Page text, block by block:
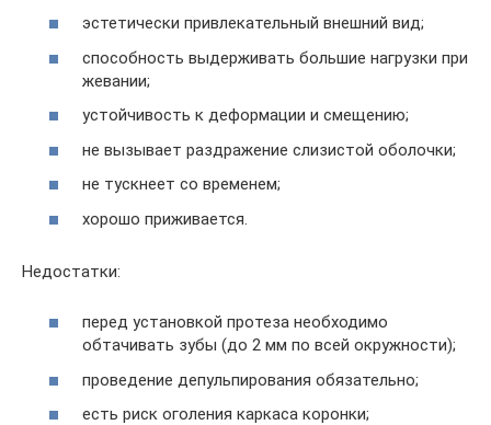
эстетически привлекательный внешний вид;
способность выдерживать большие нагрузки при
жевании;
устойчивость к деформации и смещению;
не вызывает раздражение слизистой оболочки;
не тускнеет со временем;
хорошо приживается.
Недостатки:
перед установкой протеза необходимо
обтачивать зубы (до 2 мм по всей окружности);
проведение депульпирования обязательно;
есть риск оголения каркаса коронки;